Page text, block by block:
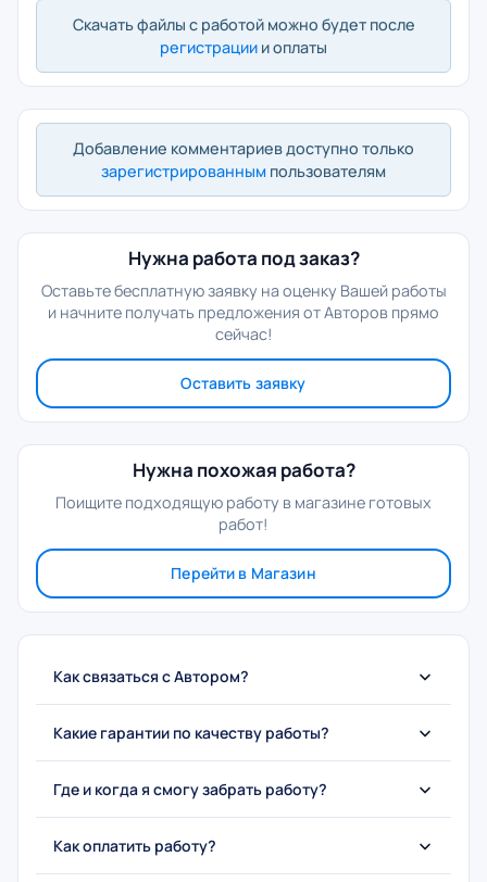
Скачать файлы с работой можно будет после
регистрации и оплаты
Добавление комментариев доступно только
зарегистрированным пользователям
Нужна работа под заказ?
Оставьте бесплатную заявку на оценку Вашей работы
и начните получать предложения от Авторов прямо
сейчас!
Оставить заявку
Нужна похожая работа?
Поищите подходящую работу в магазине готовых
работ!
Перейти в Магазин
Как связаться с Автором?
Какие гарантии по качеству работы?
Где и когда я смогу забрать работу?
Как оплатить работу?